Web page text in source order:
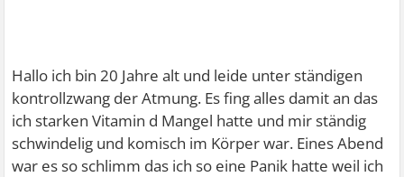
Hallo ich bin 20 Jahre alt und leide unter ständigen
kontrollzwang der Atmung. Es fing alles damit an das
ich starken Vitamin d Mangel hatte und mir ständig
schwindelig und komisch im Körper war. Eines Abend
war es so schlimm das ich so eine Panik hatte weil ich